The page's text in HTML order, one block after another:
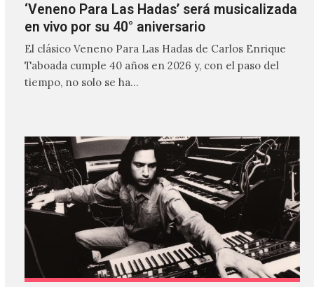
‘Veneno Para Las Hadas’ será musicalizada
en vivo por su 40° aniversario
El clásico Veneno Para Las Hadas de Carlos Enrique
Taboada cumple 40 años en 2026 y, con el paso del
tiempo, no solo se ha…